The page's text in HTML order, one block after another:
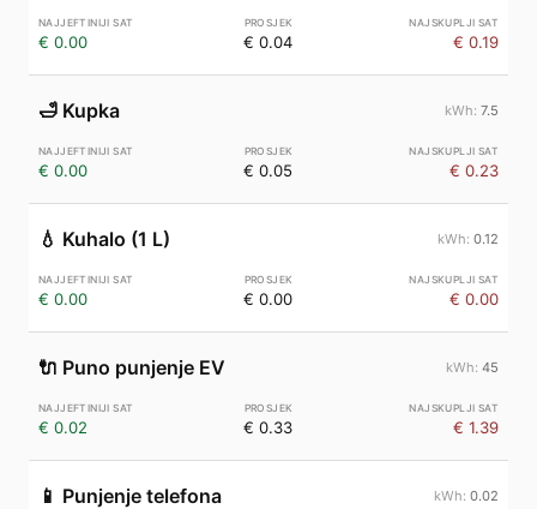
€ 0.00 € 0.04 € 0.19
🛁 Kupka 7.5
€ 0.00 € 0.05 € 0.23
💧 Kuhalo (1 L) 0.12
€ 0.00 € 0.00 € 0.00
🔌 Puno punjenje EV 45
€ 0.02 € 0.33 € 1.39
📱 Punjenje telefona 0.02